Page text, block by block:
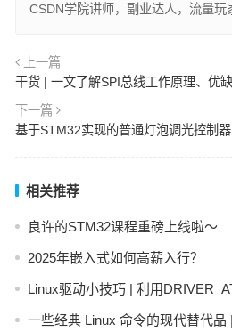
CSDN学院讲师，副业达人，流量玩
上一篇
干货 | 一文了解SPI总线工作原理、优
下一篇
基于STM32实现的普通灯泡调光控制器
相关推荐
良许的STM32课程重磅上线啦～
2025年嵌入式如何高薪入行？
Linux驱动小技巧 | 利用
一些经典 Linux 命令的现代替代品